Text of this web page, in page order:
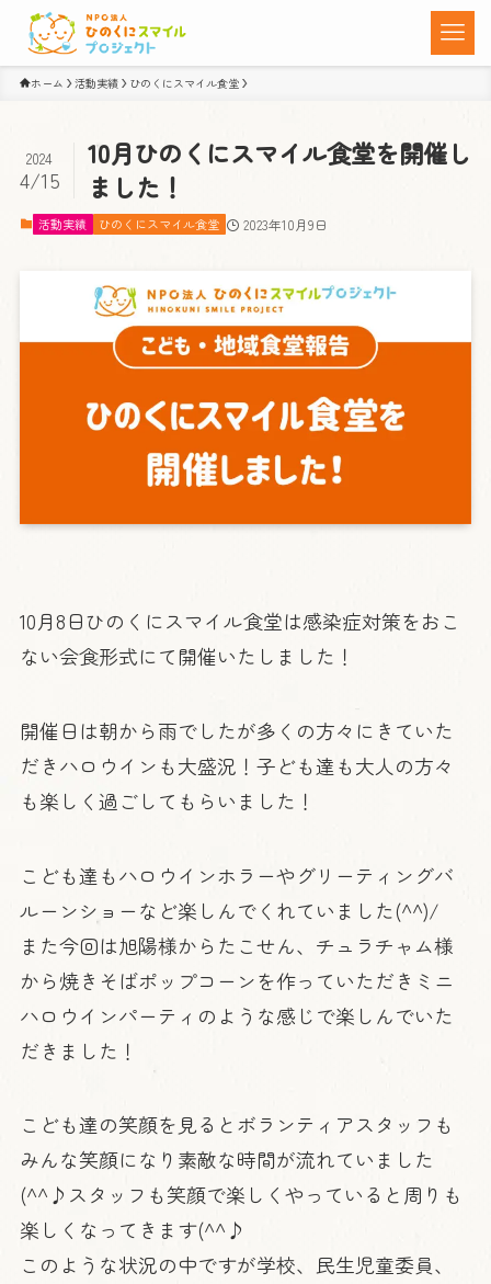
ホーム 活動実績 ひのくにスマイル食堂
10月ひのくにスマイル食堂を開催し
ました！
2024
4/15
活動実績 ひのくにスマイル食堂 2023年10月9日
10月8日ひのくにスマイル食堂は感染症対策をおこ
ない会食形式にて開催いたしました！
開催日は朝から雨でしたが多くの方々にきていた
だきハロウインも大盛況！子ども達も大人の方々
も楽しく過ごしてもらいました！
こども達もハロウインホラーやグリーティングバ
ルーンショーなど楽しんでくれていました(^^)/
また今回は旭陽様からたこせん、チュラチャム様
から焼きそばポップコーンを作っていただきミニ
ハロウインパーティのような感じで楽しんでいた
だきました！
こども達の笑顔を見るとボランティアスタッフも
みんな笑顔になり素敵な時間が流れていました
(^^♪スタッフも笑顔で楽しくやっていると周りも
楽しくなってきます(^^♪
このような状況の中ですが学校、民生児童委員、